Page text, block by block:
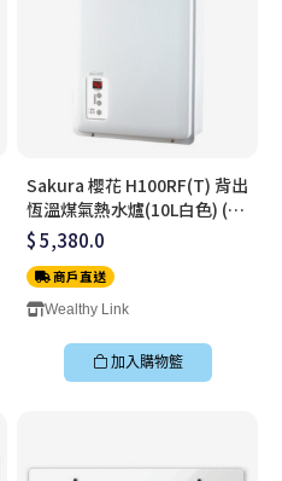
Sakura 櫻花 H100RF(T) 背出
恆溫煤氣熱水爐(10L白色) (連
標準安裝)
$ 5,380.0
商戶直送
Wealthy Link
加入購物籃